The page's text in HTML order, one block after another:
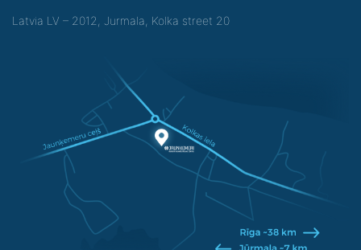
Latvia LV – 2012, Jurmala, Kolka street 20